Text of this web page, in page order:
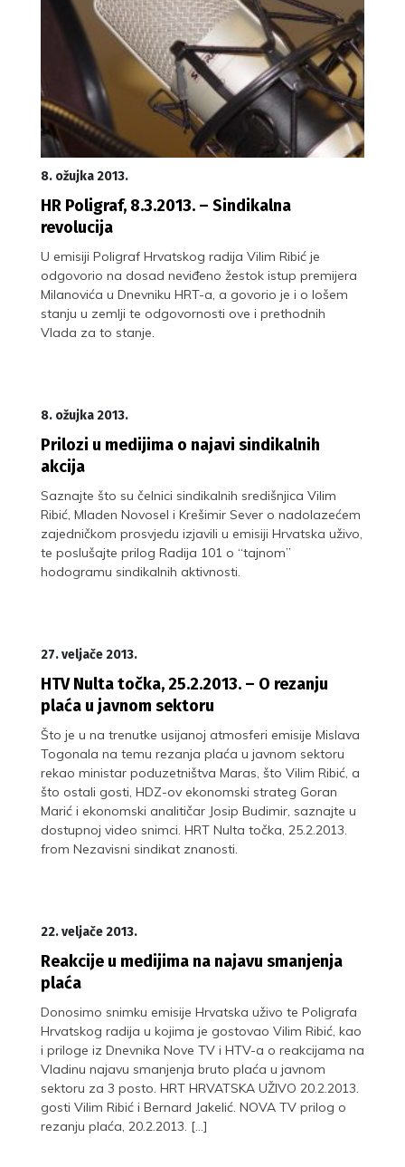
8. ožujka 2013.
HR Poligraf, 8.3.2013. – Sindikalna
revolucija
U emisiji Poligraf Hrvatskog radija Vilim Ribić je
odgovorio na dosad neviđeno žestok istup premijera
Milanovića u Dnevniku HRT-a, a govorio je i o lošem
stanju u zemlji te odgovornosti ove i prethodnih
Vlada za to stanje.
8. ožujka 2013.
Prilozi u medijima o najavi sindikalnih
akcija
Saznajte što su čelnici sindikalnih središnjica Vilim
Ribić, Mladen Novosel i Krešimir Sever o nadolazećem
zajedničkom prosvjedu izjavili u emisiji Hrvatska uživo,
te poslušajte prilog Radija 101 o “tajnom”
hodogramu sindikalnih aktivnosti.
27. veljače 2013.
HTV Nulta točka, 25.2.2013. – O rezanju
plaća u javnom sektoru
Što je u na trenutke usijanoj atmosferi emisije Mislava
Togonala na temu rezanja plaća u javnom sektoru
rekao ministar poduzetništva Maras, što Vilim Ribić, a
što ostali gosti, HDZ-ov ekonomski strateg Goran
Marić i ekonomski analitičar Josip Budimir, saznajte u
dostupnoj video snimci. HRT Nulta točka, 25.2.2013.
from Nezavisni sindikat znanosti.
22. veljače 2013.
Reakcije u medijima na najavu smanjenja
plaća
Donosimo snimku emisije Hrvatska uživo te Poligrafa
Hrvatskog radija u kojima je gostovao Vilim Ribić, kao
i priloge iz Dnevnika Nove TV i HTV-a o reakcijama na
Vladinu najavu smanjenja bruto plaća u javnom
sektoru za 3 posto. HRT HRVATSKA UŽIVO 20.2.2013.
gosti Vilim Ribić i Bernard Jakelić. NOVA TV prilog o
rezanju plaća, 20.2.2013. […]